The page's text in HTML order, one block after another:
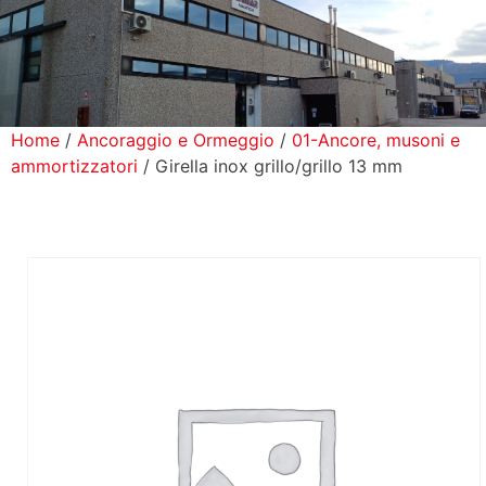
Prodotti
Home / Ancoraggio e Ormeggio / 01-Ancore, musoni e
ammortizzatori / Girella inox grillo/grillo 13 mm